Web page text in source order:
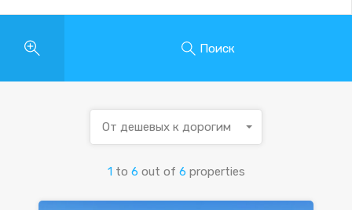
Поиск
1to 6 out of 6 properties
От дешевых к дорогим